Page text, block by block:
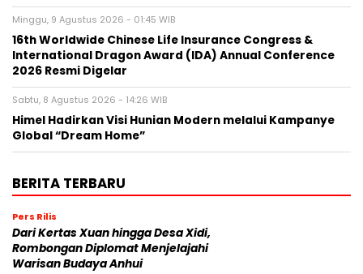
Minggu, 9 Agustus 2026 - 01:45 WIB
16th Worldwide Chinese Life Insurance Congress &
International Dragon Award (IDA) Annual Conference
2026 Resmi Digelar
Sabtu, 8 Agustus 2026 - 14:26 WIB
Himel Hadirkan Visi Hunian Modern melalui Kampanye
Global “Dream Home”
BERITA TERBARU
Pers Rilis
Dari Kertas Xuan hingga Desa Xidi,
Rombongan Diplomat Menjelajahi
Warisan Budaya Anhui